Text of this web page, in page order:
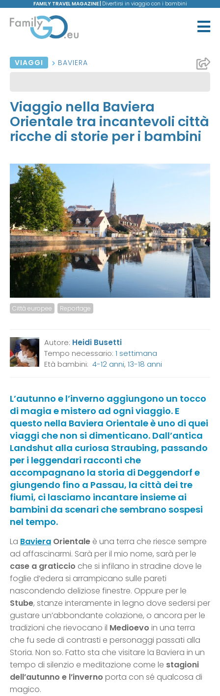
FAMILY TRAVEL MAGAZINE | Divertirsi in viaggio con i bambini
VIAGGI BAVIERA
Viaggio nella Baviera
Orientale tra incantevoli città
ricche di storie per i bambini
Città europee Reportage
Autore: Heidi Busetti
Tempo necessario: 1 settimana
Età bambini: 4-12 anni, 13-18 anni
L’autunno e l’inverno aggiungono un tocco
di magia e mistero ad ogni viaggio. E
questo nella Baviera Orientale è uno di quei
viaggi che non si dimenticano. Dall’antica
Landshut alla curiosa Straubing, passando
per i leggendari racconti che
accompagnano la storia di Deggendorf e
giungendo fino a Passau, la città dei tre
fiumi, ci lasciamo incantare insieme ai
bambini da scenari che sembrano sospesi
nel tempo.
La Baviera Orientale è una terra che riesce sempre
ad affascinarmi. Sarà per il mio nome, sarà per le
case a graticcio che si infilano in stradine dove le
foglie d’edera si arrampicano sulle pareti
nascondendo deliziose finestre. Oppure per le
Stube, stanze interamente in legno dove sedersi per
gustare un’abbondante colazione, o ancora per le
tradizioni che rievocano il Medioevo in una terra
che fu sede di contrasti e personaggi passati alla
Storia. Non so. Fatto sta che visitare la Baviera in un
tempo di silenzio e meditazione come le stagioni
dell’autunno e l’inverno porta con sé qualcosa di
magico.